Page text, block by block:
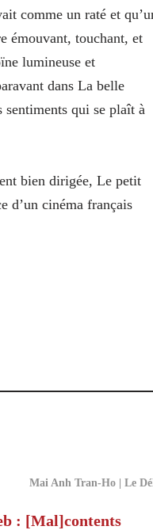
comme un raté et
émouvant, touchant, et
lumineuse et
dans La belle
sentiments qui se plaît à
bien dirigée, Le petit
d’un cinéma français
Mai Anh Tran-Ho | Le
: [Mal]contents